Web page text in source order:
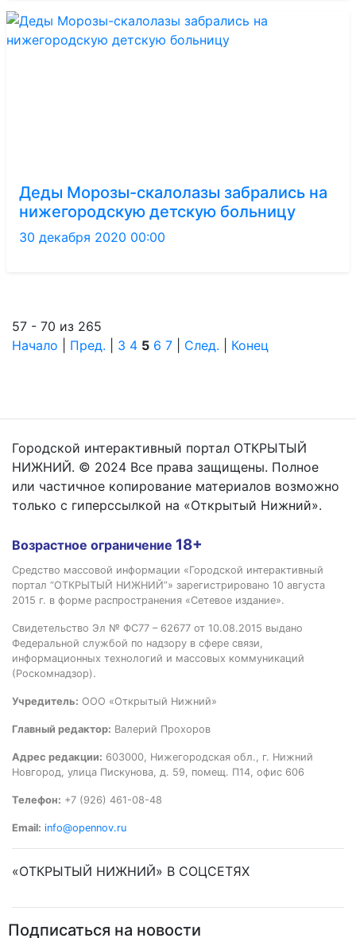
Деды Морозы-скалолазы забрались на
нижегородскую детскую больницу
30 декабря 2020 00:00
57 - 70 из 265
Начало
Пред. 3 4 5 6 7 След. Конец
Городской интерактивный портал ОТКРЫТЫЙ
НИЖНИЙ. © 2024 Все права защищены. Полное
или частичное копирование материалов возможно
только с гиперссылкой на «Открытый Нижний».
Возрастное ограничение 18+
Средство массовой информации «Городской интерактивный
портал “ОТКРЫТЫЙ НИЖНИЙ”» зарегистрировано 10 августа
2015 г. в форме распространения «Сетевое издание».
Свидетельство Эл № ФС77 – 62677 от 10.08.2015 выдано
Федеральной службой по надзору в сфере связи,
информационных технологий и массовых коммуникаций
(Роскомнадзор).
Учредитель: ООО «Открытый Нижний»
Главный редактор: Валерий Прохоров
Адрес редакции: 603000, Нижегородская обл., г. Нижний
Новгород, улица Пискунова, д. 59, помещ. П14, офис 606
Телефон: +7 (926) 461-08-48
Email: info@opennov.ru
«ОТКРЫТЫЙ НИЖНИЙ» В СОЦСЕТЯХ
Подписаться на новости